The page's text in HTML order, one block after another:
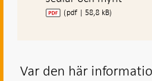
(pdf | 58,8 kB)
Var den här